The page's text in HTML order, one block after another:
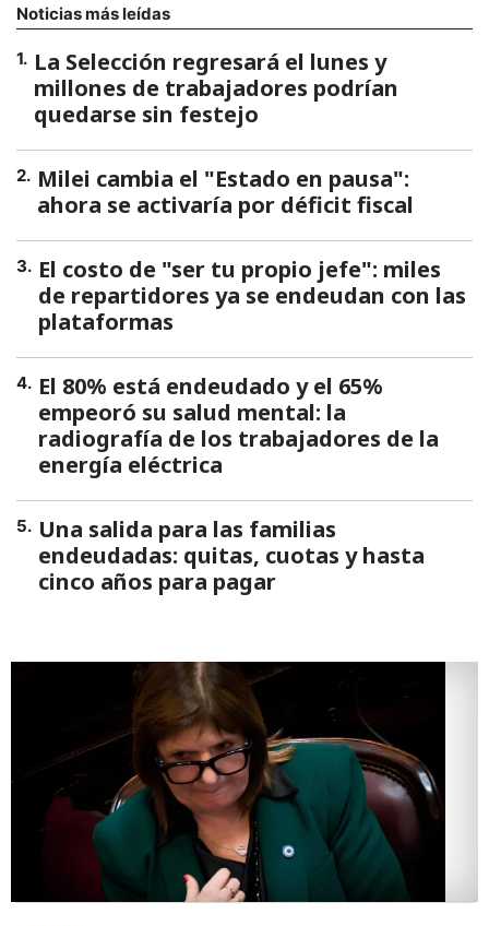
Noticias más leídas
1. La Selección regresará el lunes y
millones de trabajadores podrían
quedarse sin festejo
2. Milei cambia el "Estado en pausa":
ahora se activaría por déficit fiscal
3. El costo de "ser tu propio jefe": miles
de repartidores ya se endeudan con las
plataformas
4. El 80% está endeudado y el 65%
empeoró su salud mental: la
radiografía de los trabajadores de la
energía eléctrica
5. Una salida para las familias
endeudadas: quitas, cuotas y hasta
cinco años para pagar